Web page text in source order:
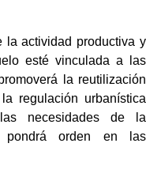
la actividad productiva y
esté vinculada a las
la reutilización
regulación urbanística
necesidades de la
pondrá orden en las